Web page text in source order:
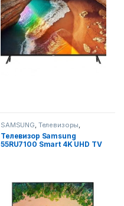
SAMSUNG, Телевизоры,
Телевизоры, фото-видео и
аудио
Телевизор Samsung
55RU7100 Smart 4K UHD TV